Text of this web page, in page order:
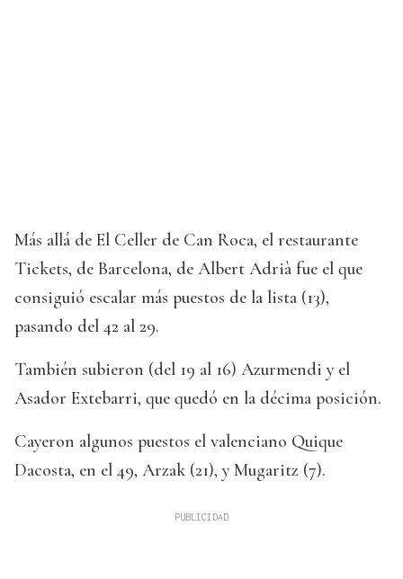
Más allá de El Celler de Can Roca, el restaurante
Tickets, de Barcelona, de Albert Adrià fue el que
consiguió escalar más puestos de la lista (13),
pasando del 42 al 29.
También subieron (del 19 al 16) Azurmendi y el
Asador Extebarri, que quedó en la décima posición.
Cayeron algunos puestos el valenciano Quique
Dacosta, en el 49, Arzak (21), y Mugaritz (7).